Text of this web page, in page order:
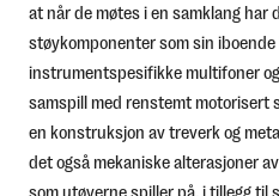
at når de møtes i en samklang har
støykomponenter som sin iboende
instrumentspesifikke multifoner
samspill med renstemt motorisert
en konstruksjon av treverk og
det også mekaniske alterasjoner
som utøverne spiller på, i tillegg til